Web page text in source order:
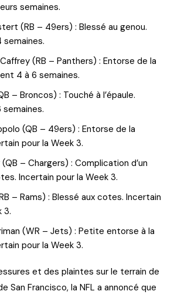
semaines.
(RB – 49ers) : Blessé au genou.
semaines.
(RB – Panthers) : Entorse de la
4 à 6 semaines.
– Broncos) : Touché à l’épaule.
(QB – 49ers) : Entorse de la
pour la Week 3.
– Chargers) : Complication d’un
Incertain pour la Week 3.
– Rams) : Blessé aux cotes. Incertain
3.
(WR – Jets) : Petite entorse à la
pour la Week 3.
et des plaintes sur le terrain de
San Francisco, la NFL a annoncé que